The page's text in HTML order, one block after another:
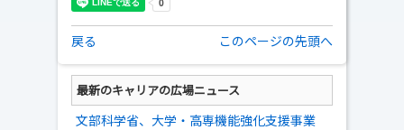
戻る このページの先頭へ
最新のキャリアの広場ニュース
文部科学省、大学・高専機能強化支援事業